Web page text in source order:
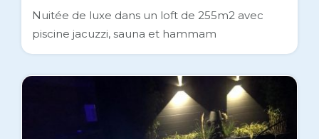
Nuitée de luxe dans un loft de 255m2 avec
piscine jacuzzi, sauna et hammam